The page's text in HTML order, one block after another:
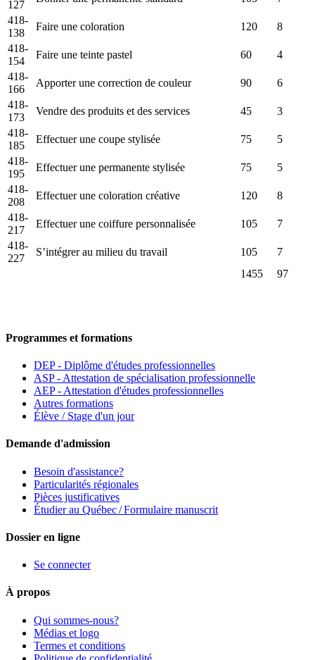
127
418-
138
Faire une coloration 120
8
418-
154
Faire une teinte pastel 60
4
418-
166
Apporter une correction de couleur 90
6
418-
173
Vendre des produits et des services 45
3
418-
185
Effectuer une coupe stylisée 75
5
418-
195
Effectuer une permanente stylisée 75
5
418-
208
Effectuer une coloration créative 120
8
418-
217
Effectuer une coiffure personnalisée 105
7
418-
227
S’intégrer au milieu du travail 105
7
1455
97
Programmes et formations
DEP - Diplôme d'études professionnelles
ASP - Attestation de spécialisation professionnelle
AEP - Attestation d'études professionnelles
Autres formations
Élève / Stage d'un jour
Demande d'admission
Besoin d'assistance?
Particularités régionales
Pièces justificatives
Étudier au Québec / Formulaire manuscrit
Dossier en ligne
Se connecter
À propos
Qui sommes-nous?
Médias et logo
Termes et conditions